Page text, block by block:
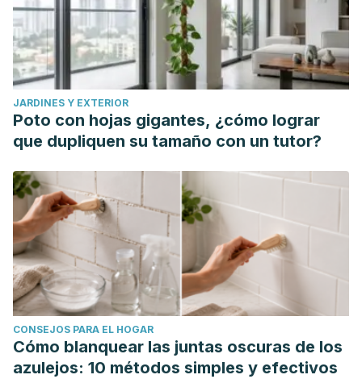
JARDINES Y EXTERIOR
Poto con hojas gigantes, ¿cómo lograr
que dupliquen su tamaño con un tutor?
CONSEJOS PARA EL HOGAR
Cómo blanquear las juntas oscuras de los
azulejos: 10 métodos simples y efectivos